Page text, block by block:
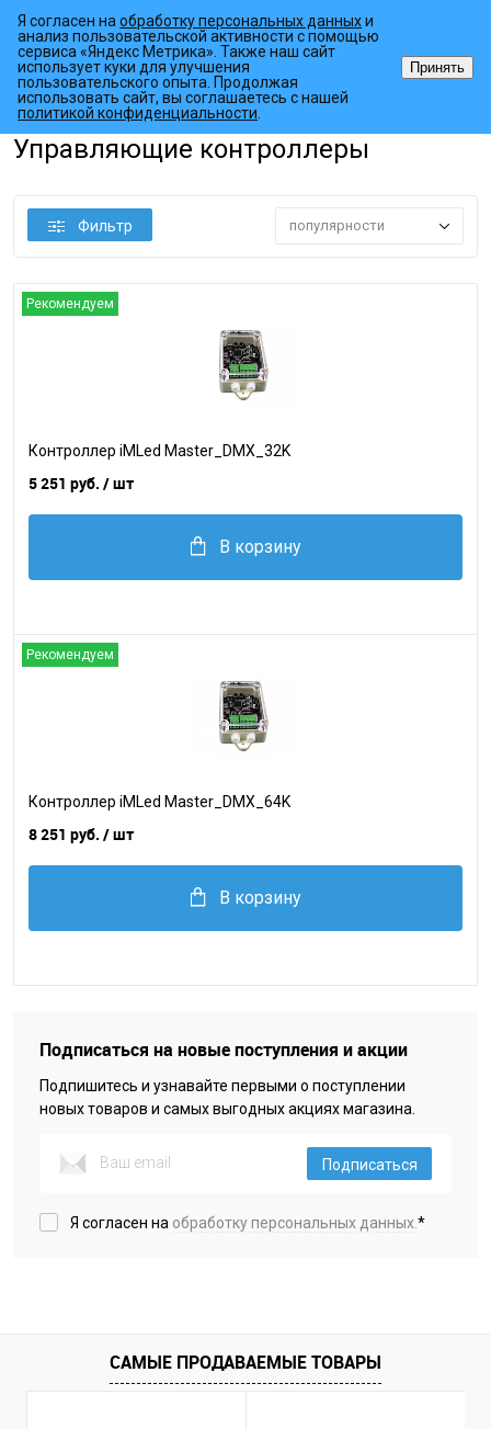
Главная страница • Каталог товаров • Контроллеры
Управляющие контроллеры
Фильтр популярности
Рекомендуем
Контроллер iMLed Master_DMX_32K
5 251 руб. / шт
В корзину
Рекомендуем
Контроллер iMLed Master_DMX_64K
8 251 руб. / шт
В корзину
Подписаться на новые поступления и акции
Подпишитесь и узнавайте первыми о поступлении
новых товаров и самых выгодных акциях магазина.
Подписаться
Я согласен на обработку персональных данных.*
САМЫЕ ПРОДАВАЕМЫЕ ТОВАРЫ
Я согласен наобработку персональных данныхи
анализ пользовательской активности с помощью
сервиса «Яндекс Метрика». Также наш сайт
использует куки для улучшения
пользовательского опыта. Продолжая
использовать сайт, вы соглашаетесь с нашей
политикой конфиденциальности
Принять